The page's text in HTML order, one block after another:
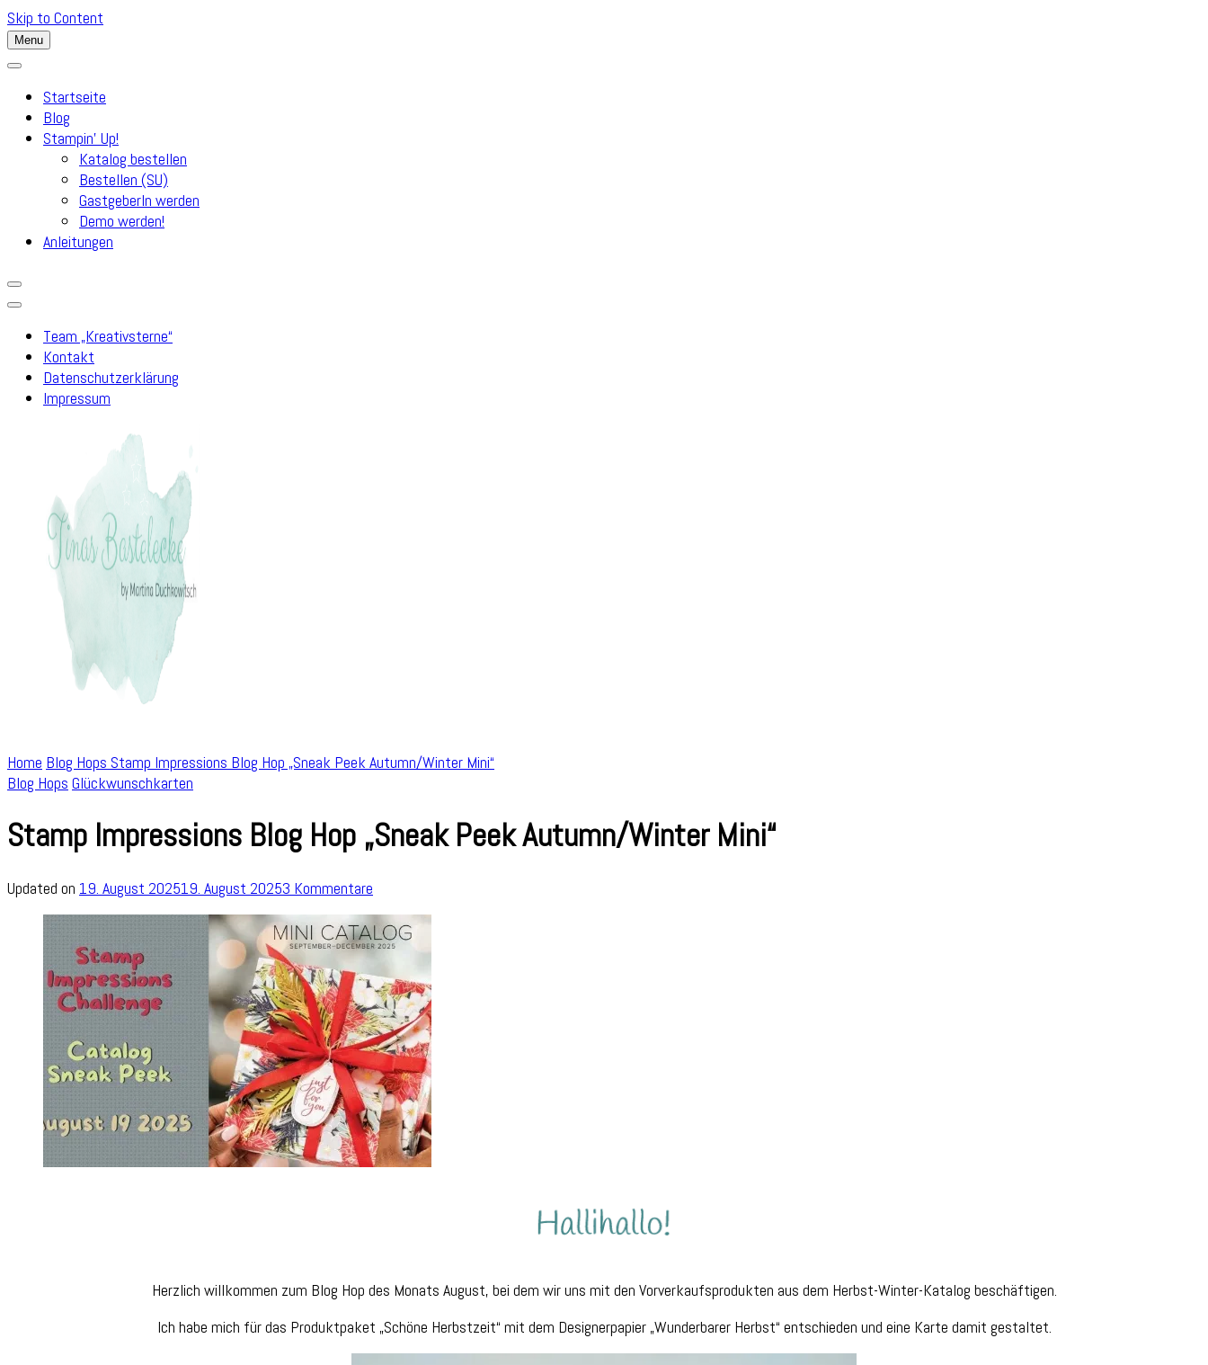
Skip to Content
Menu
Startseite
Blog
Stampin’ Up!
Katalog bestellen
Bestellen (SU)
GastgeberIn werden
Demo werden!
Anleitungen
Team „Kreativsterne“
Kontakt
Datenschutzerklärung
Impressum
Home Blog Hops Stamp Impressions Blog Hop „Sneak Peek Autumn/Winter Mini“
Blog Hops Glückwunschkarten
Stamp Impressions Blog Hop „Sneak Peek Autumn/Winter Mini“
Updated on 19. August 202519. August 20253 Kommentare
Impressions
Blog
„Sneak
Peek
Autumn/Winter
Mini“
Herzlich willkommen zum Blog Hop des Monats August, bei dem wir uns mit den Vorverkaufsprodukten aus dem Herbst-Winter-Katalog beschäftigen.
Ich habe mich für das Produktpaket „Schöne Herbstzeit“ mit dem Designerpapier „Wunderbarer Herbst“ entschieden und eine Karte damit gestaltet.